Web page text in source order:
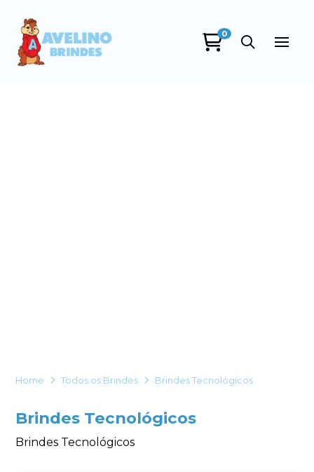
0
Home Todos os Brindes Brindes Tecnológicos
Brindes Tecnológicos
Brindes Tecnológicos
Avelino Brindes
de marketing. Você pode alterar suas preferências a
Iniciar conversa